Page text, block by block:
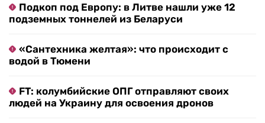
Подкоп под Европу: в Литве нашли уже 12
подземных тоннелей из Беларуси
«Сантехника желтая»: что происходит с
водой в Тюмени
FT: колумбийские ОПГ отправляют своих
людей на Украину для освоения дронов